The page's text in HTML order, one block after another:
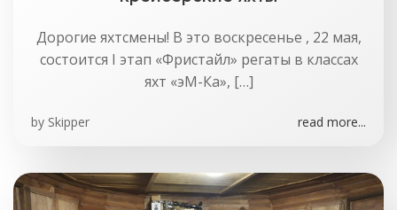
Дорогие яхтсмены! В это воскресенье , 22 мая,
состоится I этап «Фристайл» регаты в классах
яхт «эМ-Ка», […]
by Skipper read more...